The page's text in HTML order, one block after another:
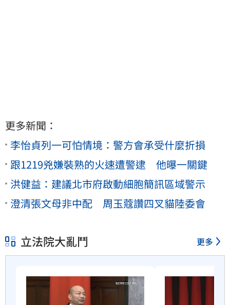
更多新聞：
李怡貞列一可怕情境：警方會承受什麼折損
跟1219兇嫌裝熟的火速遭警逮 他曝一關鍵
洪健益：建議北市府啟動細胞簡訊區域警示
澄清張文母非中配 周玉蔻讚四叉貓陸委會
立法院大亂鬥 更多